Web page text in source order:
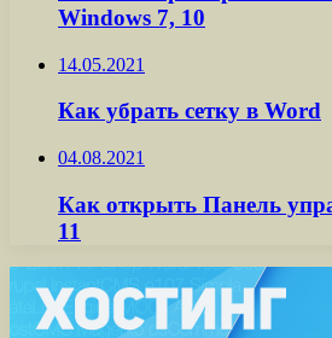
Windows 7, 10
14.05.2021
Как убрать сетку в Word
04.08.2021
Как открыть Панель
11